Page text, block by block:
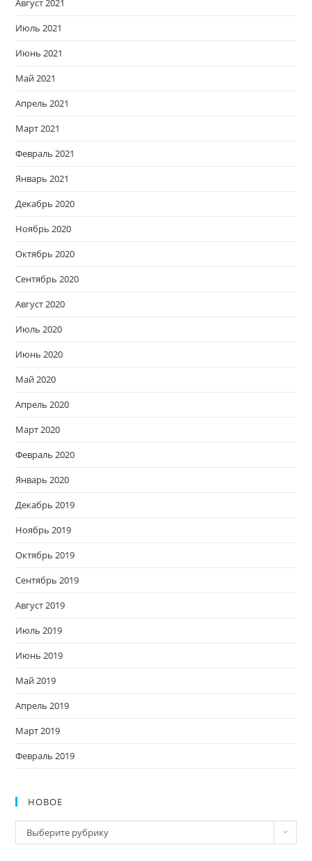
Август 2021
Июль 2021
Июнь 2021
Май 2021
Апрель 2021
Март 2021
Февраль 2021
Январь 2021
Декабрь 2020
Ноябрь 2020
Октябрь 2020
Сентябрь 2020
Август 2020
Июль 2020
Июнь 2020
Май 2020
Апрель 2020
Март 2020
Февраль 2020
Январь 2020
Декабрь 2019
Ноябрь 2019
Октябрь 2019
Сентябрь 2019
Август 2019
Июль 2019
Июнь 2019
Май 2019
Апрель 2019
Март 2019
Февраль 2019
НОВОЕ
Новое
Выберите рубрику